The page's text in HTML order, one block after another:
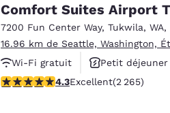
Comfort Suites Airport
7200 Fun Center Way, Tukwila, WA,
16.96 km de Seattle, Washington,
Wi-Fi gratuit
Petit
4.3 étoiles. Excellent. 2265
4.3Excellent(2 265)